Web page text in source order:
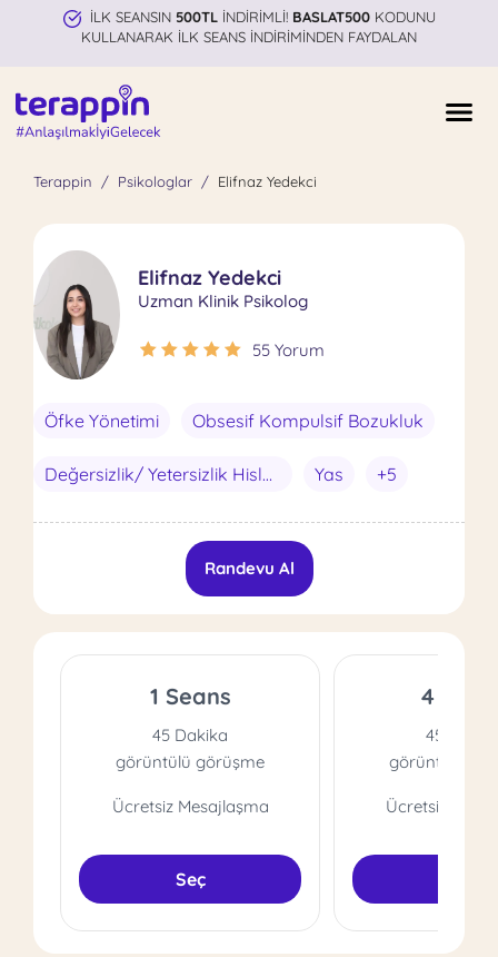
İLK SEANSIN 500TLİNDİRİMLİ! BASLAT500KODUNU
KULLANARAK İLK SEANS İNDİRİMİNDEN FAYDALAN
Terappin Psikologlar Elifnaz Yedekci
Elifnaz Yedekci
Uzman Klinik Psikolog
55 Yorum
Öfke Yönetimi Obsesif Kompulsif Bozukluk
Değersizlik/ Yetersizlik Hisleri Yas +5
Randevu Al
1 Seans
45 Dakika
görüntülü görüşme
Ücretsiz Mesajlaşma
Seç
4
45
görüntülü
Ücretsiz